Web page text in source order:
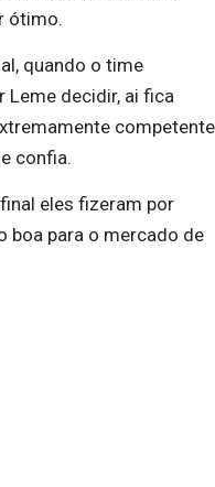
ótimo.
quando o time
Leme decidir, ai fica
competente
confia.
eles fizeram por
boa para o mercado de